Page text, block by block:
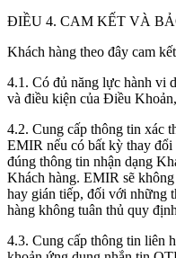
ĐIỀU 4. CAM KẾT VÀ
Khách hàng theo đây cam
4.1. Có đủ năng lực hành vi
và điều kiện của Điều
4.2. Cung cấp thông tin xác
EMIR nếu có bất kỳ thay
đúng thông tin nhận dạng
Khách hàng. EMIR sẽ
hay gián tiếp, đối với những
hàng không tuân thủ quy
4.3. Cung cấp thông tin liên